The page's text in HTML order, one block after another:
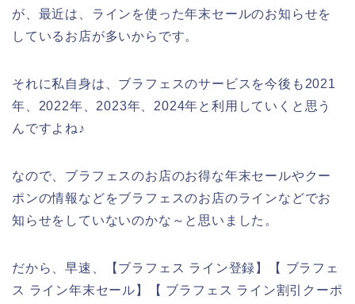
が、最近は、ラインを使った年末セールのお知らせを
しているお店が多いからです。
それに私自身は、ブラフェスのサービスを今後も2021
年、2022年、2023年、2024年と利用していくと思う
んですよね♪
なので、ブラフェスのお店のお得な年末セールやクー
ポンの情報などをブラフェスのお店のラインなどでお
知らせをしていないのかな～と思いました。
だから、早速、【ブラフェス ライン登録】【 ブラフェ
ス ライン年末セール】【 ブラフェス ライン割引クーポ